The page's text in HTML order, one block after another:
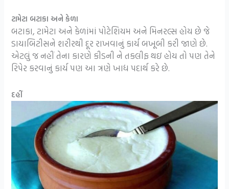
ટામેટા બટાકા અને કેળા
બટાકા, ટામેટા અને કેળાંમાં પોટેશિયમ અને મિનરલ્સ હોય છે જે
ડાયાબિટીસને શરીરથી દૂર રાખવાનું કાર્ય બખૂબી કરી જાણે છે.
એટલું જ નહીં તેના કારણે કીડની ને તકલીફ થઇ હોય તો પણ તેને
રિપેર કરવાનું કાર્ય પણ આ ત્રણે ખાદ્ય પદાર્થ કરે છે.
દહીં